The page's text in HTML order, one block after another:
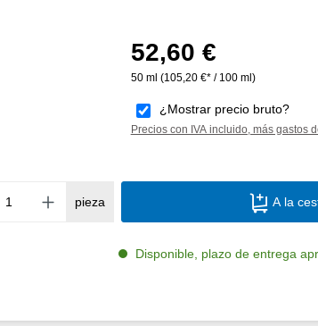
Precio normal:
52,60 €
50 ml (105,20 €* / 100 ml)
¿Mostrar precio bruto?
Precios con IVA incluido, más gastos
Cantidad del
pieza A la
Disponible, plazo de entrega